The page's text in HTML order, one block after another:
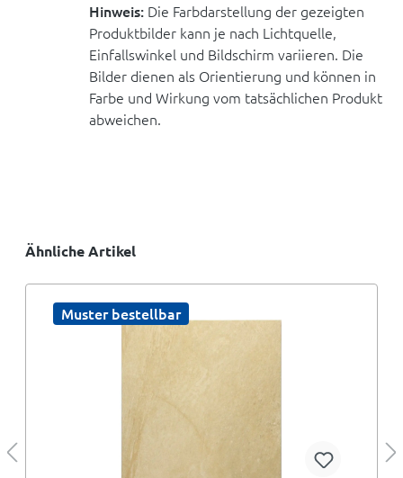
Hinweis: Die Farbdarstellung der gezeigten
Produktbilder kann je nach Lichtquelle,
Einfallswinkel und Bildschirm variieren. Die
Bilder dienen als Orientierung und können in
Farbe und Wirkung vom tatsächlichen Produkt
abweichen.
Ähnliche Artikel
Muster bestellbar